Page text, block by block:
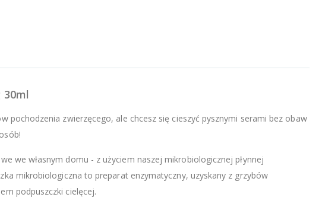
30ml
pochodzenia zwierzęcego, ale chcesz się cieszyć pysznymi serami bez obaw
we własnym domu - z użyciem naszej mikrobiologicznej płynnej
mikrobiologiczna to preparat enzymatyczny, uzyskany z grzybów
podpuszczki cielęcej.